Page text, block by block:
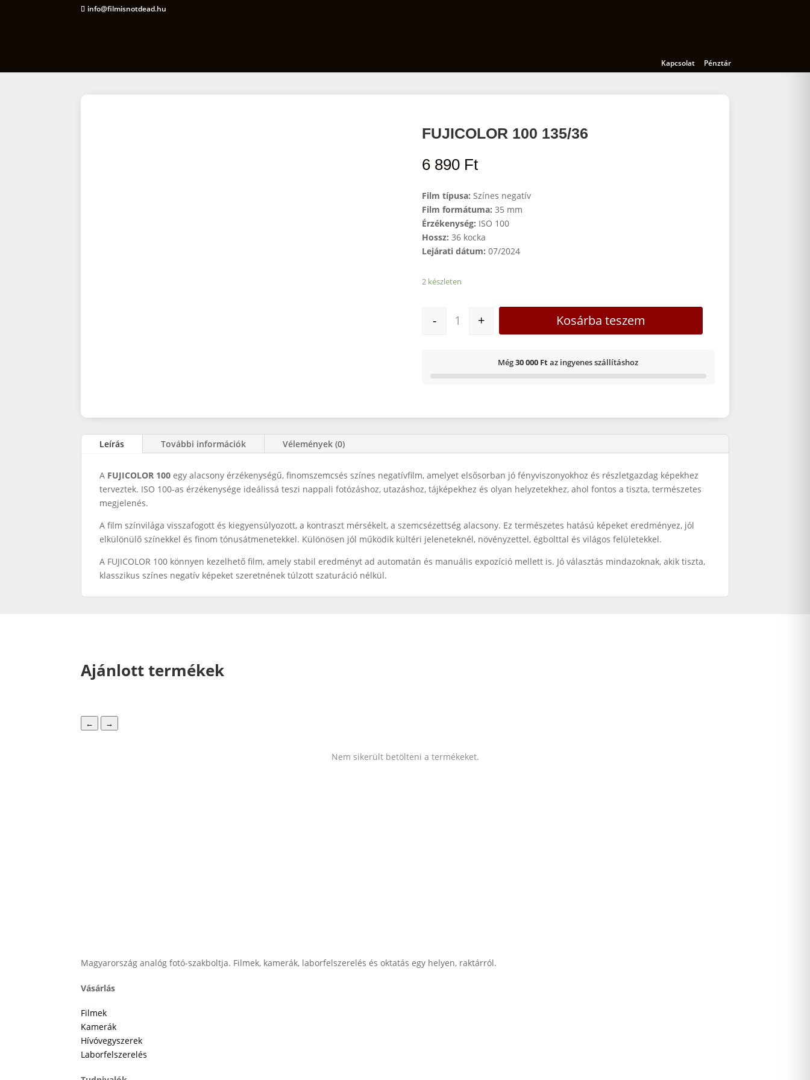
info@filmisnotdead.hu
Kapcsolat Pénztár
FUJICOLOR 100 135/36
6 890 Ft
Film típusa: Színes negatív
Film formátuma: 35 mm
Érzékenység: ISO 100
Hossz: 36 kocka
Lejárati dátum: 07/2024
2 készleten
FUJICOLOR 100 135/36 mennyiség
- + Kosárba teszem
Még30 000 Ftaz ingyenes szállításhoz
Leírás További információk Vélemények (0)
A FUJICOLOR 100 egy alacsony érzékenységű, finomszemcsés színes negatívfilm, amelyet elsősorban jó fényviszonyokhoz és részletgazdag képekhez
terveztek. ISO 100-as érzékenysége ideálissá teszi nappali fotózáshoz, utazáshoz, tájképekhez és olyan helyzetekhez, ahol fontos a tiszta, természetes
megjelenés.
A film színvilága visszafogott és kiegyensúlyozott, a kontraszt mérsékelt, a szemcsézettség alacsony. Ez természetes hatású képeket eredményez, jól
elkülönülő színekkel és finom tónusátmenetekkel. Különösen jól működik kültéri jeleneteknél, növényzettel, égbolttal és világos felületekkel.
A FUJICOLOR 100 könnyen kezelhető film, amely stabil eredményt ad automatán és manuális expozíció mellett is. Jó választás mindazoknak, akik tiszta,
klasszikus színes negatív képeket szeretnének túlzott szaturáció nélkül.
Ajánlott termékek
← →
Nem sikerült betölteni a termékeket.
Magyarország analóg fotó-szakboltja. Filmek, kamerák, laborfelszerelés és oktatás egy helyen, raktárról.
Vásárlás
Filmek
Kamerák
Hívóvegyszerek
Laborfelszerelés